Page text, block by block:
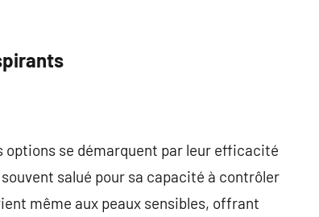
options se démarquent par leur efficacité
salué pour sa capacité à contrôler
même aux peaux sensibles, offrant